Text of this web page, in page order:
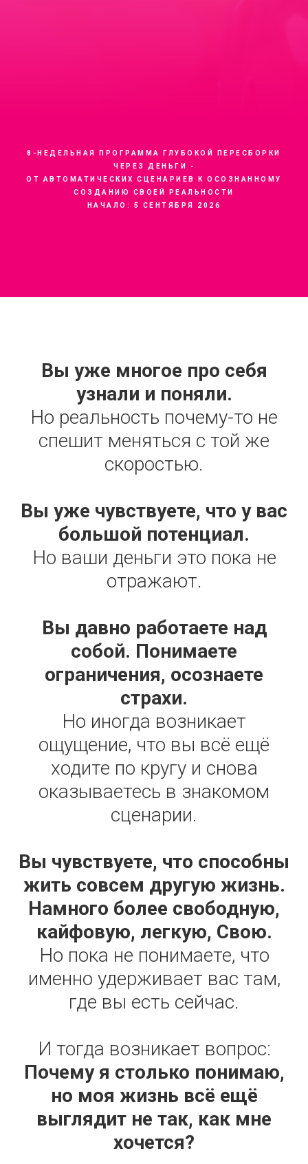
8-НЕДЕЛЬНАЯ ПРОГРАММА ГЛУБОКОЙ ПЕРЕСБОРКИ
ЧЕРЕЗ ДЕНЬГИ -
ОТ АВТОМАТИЧЕСКИХ СЦЕНАРИЕВ К ОСОЗНАННОМУ
СОЗДАНИЮ СВОЕЙ РЕАЛЬНОСТИ
НАЧАЛО: 5 СЕНТЯБРЯ 2026
Вы уже многое про себя
узнали и поняли.
Но реальность почему-то не
спешит меняться с той же
скоростью.
Вы уже чувствуете, что у вас
большой потенциал.
Но ваши деньги это пока не
отражают.
Вы давно работаете над
собой. Понимаете
ограничения, осознаете
страхи.
Но иногда возникает
ощущение, что вы всё ещё
ходите по кругу и снова
оказываетесь в знакомом
сценарии.
Вы чувствуете, что способны
жить совсем другую жизнь.
Намного более свободную,
кайфовую, легкую, Свою.
Но пока не понимаете, что
именно удерживает вас там,
где вы есть сейчас.
И тогда возникает вопрос:
Почему я столько понимаю,
но моя жизнь всё ещё
выглядит не так, как мне
хочется?